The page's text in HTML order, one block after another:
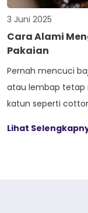
3 Juni 2025
Cara Alami
Pakaian
Pernah mencuci
atau lembap tetap
katun seperti
keringat, detergen
Lihat